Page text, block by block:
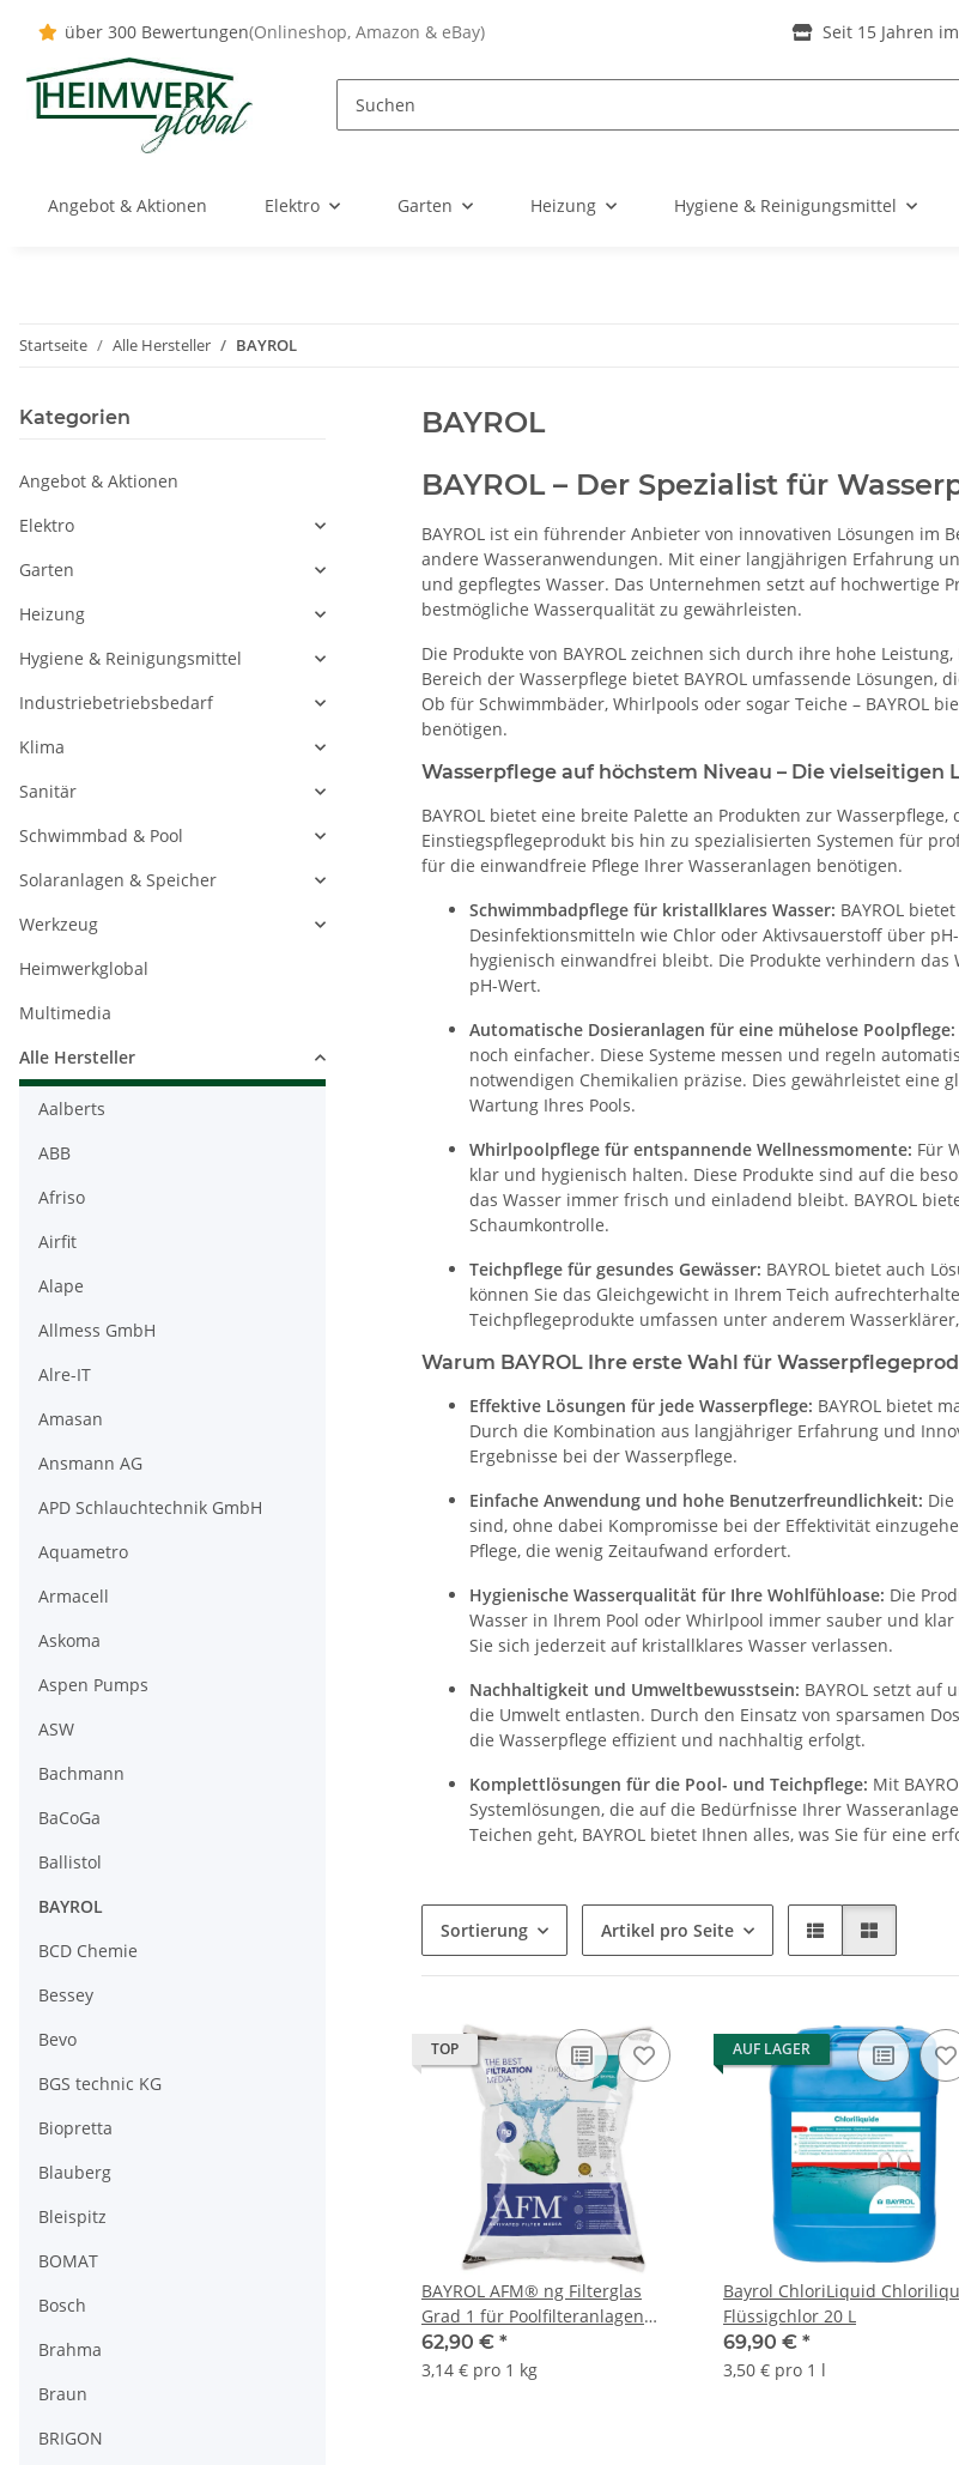
über 300 Bewertungen(Onlineshop, Amazon & eBay) Seit 15 Jahren
Angebot & Aktionen Elektro Garten Heizung Hygiene & Reinigungsmittel
Startseite Alle Hersteller BAYROL
BAYROL
BAYROL – Der Spezialist für
BAYROL ist ein führender Anbieter von innovativen Lösungen im
andere Wasseranwendungen. Mit einer langjährigen Erfahrung
und gepflegtes Wasser. Das Unternehmen setzt auf
bestmögliche Wasserqualität zu gewährleisten.
Die Produkte von BAYROL zeichnen sich durch ihre hohe
Bereich der Wasserpflege bietet BAYROL umfassende
Ob für Schwimmbäder, Whirlpools oder sogar Teiche – BAYROL
benötigen.
Wasserpflege auf höchstem Niveau – Die vielseitigen
BAYROL bietet eine breite Palette an Produkten zur
Einstiegspflegeprodukt bis hin zu spezialisierten Systemen für
für die einwandfreie Pflege Ihrer Wasseranlagen benötigen.
Schwimmbadpflege für kristallklares Wasser: BAYROL
Desinfektionsmitteln wie Chlor oder Aktivsauerstoff über
hygienisch einwandfrei bleibt. Die Produkte verhindern
pH-Wert.
Automatische Dosieranlagen für eine mühelose Poolpflege:
noch einfacher. Diese Systeme messen und regeln
notwendigen Chemikalien präzise. Dies gewährleistet
Wartung Ihres Pools.
Whirlpoolpflege für entspannende Wellnessmomente: Für
klar und hygienisch halten. Diese Produkte sind auf die
das Wasser immer frisch und einladend bleibt. BAYROL
Schaumkontrolle.
Teichpflege für gesundes Gewässer: BAYROL bietet auch
können Sie das Gleichgewicht in Ihrem Teich
Teichpflegeprodukte umfassen unter anderem
Warum BAYROL Ihre erste Wahl für
Effektive Lösungen für jede Wasserpflege: BAYROL bietet
Durch die Kombination aus langjähriger Erfahrung und
Ergebnisse bei der Wasserpflege.
Einfache Anwendung und hohe Benutzerfreundlichkeit:
sind, ohne dabei Kompromisse bei der Effektivität
Pflege, die wenig Zeitaufwand erfordert.
Hygienische Wasserqualität für Ihre Wohlfühloase: Die
Wasser in Ihrem Pool oder Whirlpool immer sauber und
Sie sich jederzeit auf kristallklares Wasser verlassen.
Nachhaltigkeit und Umweltbewusstsein: BAYROL setzt
die Umwelt entlasten. Durch den Einsatz von sparsamen
die Wasserpflege effizient und nachhaltig erfolgt.
Komplettlösungen für die Pool- und Teichpflege: Mit
Systemlösungen, die auf die Bedürfnisse Ihrer
Teichen geht, BAYROL bietet Ihnen alles, was Sie für eine
Sortierung Artikel pro Seite
TOP
BAYROL AFM® ng Filterglas
Grad 1 für Poolfilteranlagen
Körnung 0,4 -0,8mm 21 kg
62,90 € *
3,14 € pro 1 kg
AUF LAGER
Bayrol ChloriLiquid
Flüssigchlor 20 L
69,90 € *
3,50 € pro 1 l
Kategorien
Angebot & Aktionen
Elektro
Garten
Heizung
Hygiene & Reinigungsmittel
Industriebetriebsbedarf
Klima
Sanitär
Schwimmbad & Pool
Solaranlagen & Speicher
Werkzeug
Heimwerkglobal
Multimedia
Alle Hersteller
Aalberts
ABB
Afriso
Airfit
Alape
Allmess GmbH
Alre-IT
Amasan
Ansmann AG
APD Schlauchtechnik GmbH
Aquametro
Armacell
Askoma
Aspen Pumps
ASW
Bachmann
BaCoGa
Ballistol
BAYROL
BCD Chemie
Bessey
Bevo
BGS technic KG
Biopretta
Blauberg
Bleispitz
BOMAT
Bosch
Brahma
Braun
BRIGON